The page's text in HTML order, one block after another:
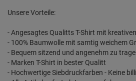
Unsere Vorteile:
- Angesagtes Qualitts T-Shirt mit
- 100% Baumwolle mit samtig weichem
- Bequem sitzend und angenehm zu
- Marken T-Shirt in bester Qualitt
- Hochwertige Siebdruckfarben - Keine